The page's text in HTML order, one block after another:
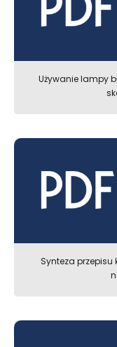
Używanie lampy
Synteza